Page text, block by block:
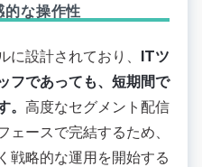
的な操作性
設計されており、 ITツ
フであっても、短期間で
高度なセグメント配信
ースで完結するため、
戦略的な運用を開始する